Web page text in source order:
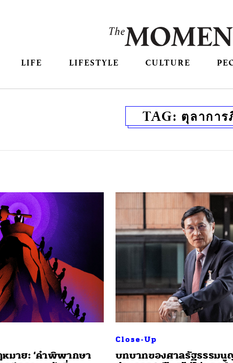
LIFE LIFESTYLE CULTURE
TAG: ตุลากา
มาย: ‘คำพิพากษา
Close-Up
บทบาทของศาลรัฐธรรมนู